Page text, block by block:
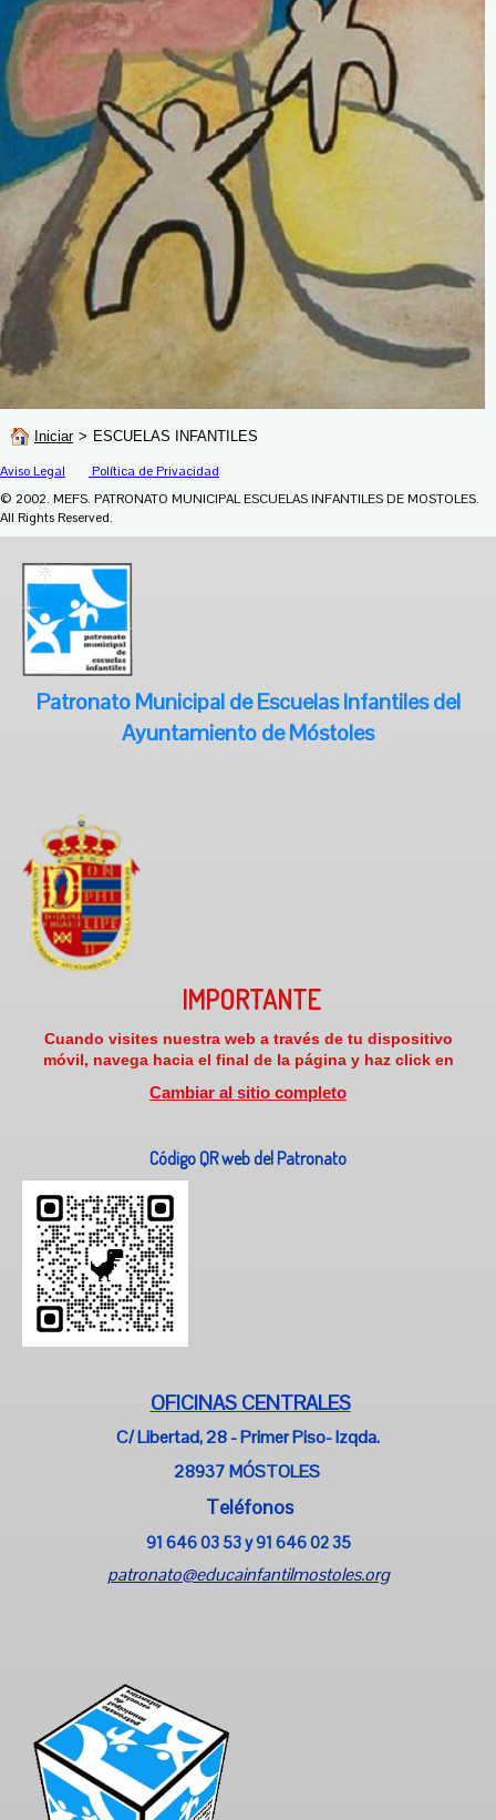
Iniciar > ESCUELAS INFANTILES
Aviso Legal
Política de Privacidad
© 2002. MEFS. PATRONATO MUNICIPAL ESCUELAS INFANTILES DE MOSTOLES.
All Rights Reserved.
Patronato Municipal de Escuelas Infantiles del
Ayuntamiento de Móstoles
IMPORTANTE
Cuando visites nuestra web a través de tu dispositivo
móvil, navega hacia el final de la página y haz click en
Cambiar al sitio completo
Código QR web del Patronato
OFICINAS CENTRALES
C/ Libertad, 28 - Primer Piso- Izqda.
28937 MÓSTOLES
Teléfonos
91 646 03 53 y91 646 02 35
patronato@educainfantilmostoles.org